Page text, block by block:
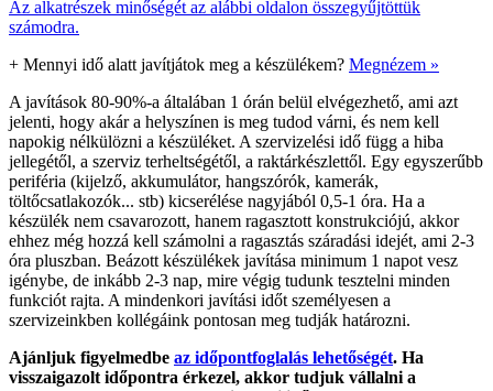
Az alkatrészek minőségét az alábbi oldalon összegyűjtöttük
számodra.
+ Mennyi idő alatt javítjátok meg a készülékem? Megnézem »
A javítások 80-90%-a általában 1 órán belül elvégezhető, ami azt
jelenti, hogy akár a helyszínen is meg tudod várni, és nem kell
napokig nélkülözni a készüléket. A szervizelési idő függ a hiba
jellegétől, a szerviz terheltségétől, a raktárkészlettől. Egy egyszerűbb
periféria (kijelző, akkumulátor, hangszórók, kamerák,
töltőcsatlakozók... stb) kicserélése nagyjából 0,5-1 óra. Ha a
készülék nem csavarozott, hanem ragasztott konstrukciójú, akkor
ehhez még hozzá kell számolni a ragasztás száradási idejét, ami 2-3
óra pluszban. Beázott készülékek javítása minimum 1 napot vesz
igénybe, de inkább 2-3 nap, mire végig tudunk tesztelni minden
funkciót rajta. A mindenkori javítási időt személyesen a
szervizeinkben kollégáink pontosan meg tudják határozni.
Ajánljuk figyelmedbe az időpontfoglalás lehetőségét. Ha
visszaigazolt időpontra érkezel, akkor tudjuk vállalni a